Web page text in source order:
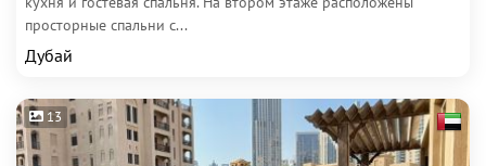
просторные спальни с...
Дубай
13